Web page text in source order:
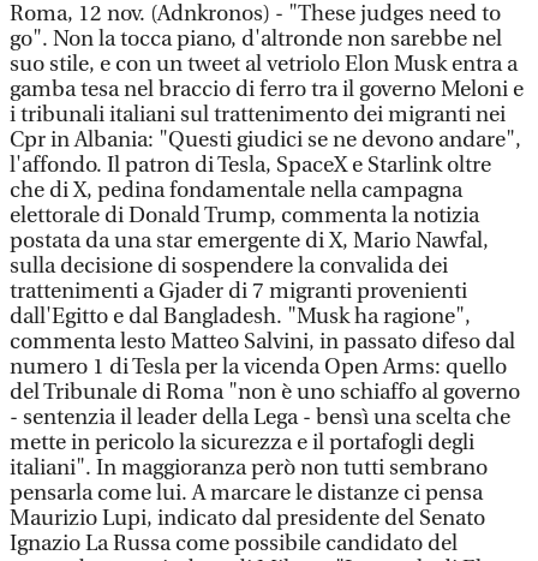
Roma, 12 nov. (Adnkronos) - "These judges need to
go". Non la tocca piano, d'altronde non sarebbe nel
suo stile, e con un tweet al vetriolo Elon Musk entra a
gamba tesa nel braccio di ferro tra il governo Meloni e
i tribunali italiani sul trattenimento dei migranti nei
Cpr in Albania: "Questi giudici se ne devono andare",
l'affondo. Il patron di Tesla, SpaceX e Starlink oltre
che di X, pedina fondamentale nella campagna
elettorale di Donald Trump, commenta la notizia
postata da una star emergente di X, Mario Nawfal,
sulla decisione di sospendere la convalida dei
trattenimenti a Gjader di 7 migranti provenienti
dall'Egitto e dal Bangladesh. "Musk ha ragione",
commenta lesto Matteo Salvini, in passato difeso dal
numero 1 di Tesla per la vicenda Open Arms: quello
del Tribunale di Roma "non è uno schiaffo al governo
- sentenzia il leader della Lega - bensì una scelta che
mette in pericolo la sicurezza e il portafogli degli
italiani". In maggioranza però non tutti sembrano
pensarla come lui. A marcare le distanze ci pensa
Maurizio Lupi, indicato dal presidente del Senato
Ignazio La Russa come possibile candidato del